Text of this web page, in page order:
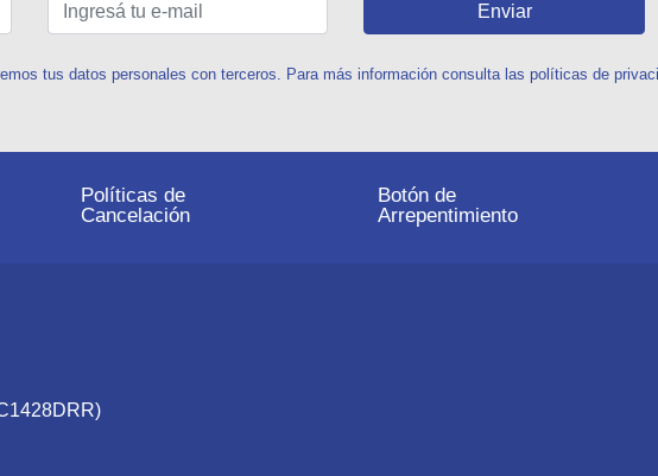
Enviar
tus datos personales con terceros. Para más información consulta las políticas de
Políticas de
Cancelación
Botón de
Arrepentimiento